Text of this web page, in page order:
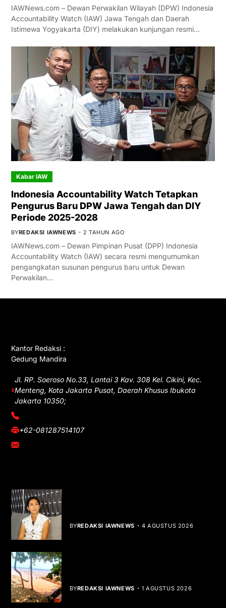
IAWNews.com – Dewan Perwakilan Wilayah (DPW) Indonesia
Accountability Watch (IAW) Jawa Tengah dan Daerah
Istimewa Yogyakarta (DIY) melakukan kunjungan resmi…
Kabar IAW
Indonesia Accountability Watch Tetapkan
Pengurus Baru DPW Jawa Tengah dan DIY
Periode 2025-2028
BYREDAKSI IAWNEWS 2 TAHUN AGO
IAWNews.com – Dewan Pimpinan Pusat (DPP) Indonesia
Accountability Watch (IAW) secara resmi mengumumkan
pengangkatan susunan pengurus baru untuk Dewan
Perwakilan…
Kantor Redaksi :
Gedung Mandira
Jl. RP. Soeroso No.33, Lantai 3 Kav. 308 Kel. Cikini, Kec.
Menteng, Kota Jakarta Pusat, Daerah Khusus Ibukota
Jakarta 10350;
(021) 3908026
+62-081287514107
adm@iawnews.com
BYREDAKSI IAWNEWS 4 AGUSTUS 2026
BYREDAKSI IAWNEWS 1 AGUSTUS 2026